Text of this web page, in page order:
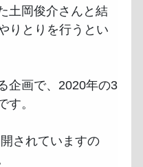
土岡俊介さんと結
りとりを行うとい
企画で、2020年の3
す。
されていますの